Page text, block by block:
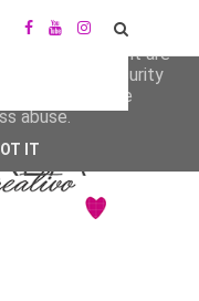
deliver its services
and user-agent are
and security
generate usage
abuse.
IT